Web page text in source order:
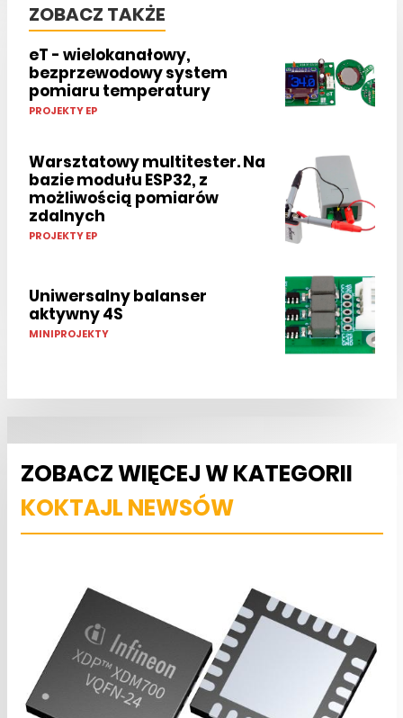
ZOBACZ TAKŻE
eT - wielokanałowy,
bezprzewodowy system
pomiaru temperatury
PROJEKTY EP
Warsztatowy multitester. Na
bazie modułu ESP32, z
możliwością pomiarów
zdalnych
PROJEKTY EP
Uniwersalny balanser
aktywny 4S
MINIPROJEKTY
ZOBACZ WIĘCEJ W KATEGORII
KOKTAJL NEWSÓW